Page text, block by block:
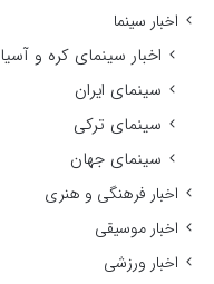
اخبار سینما
اخبار سینمای کره و آسیا
سینمای ایران
سینمای ترکی
سینمای جهان
اخبار فرهنگی و هنری
اخبار موسیقی
اخبار ورزشی